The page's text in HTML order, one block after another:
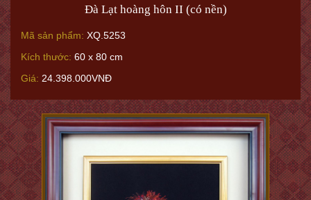
Đà Lạt hoàng hôn II (có nền)
Mã sản phẩm: XQ.5253
Kích thước: 60 x 80 cm
Giá: 24.398.000VNĐ